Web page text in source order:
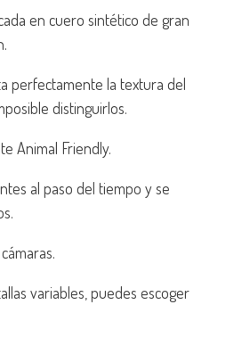
en cuero sintético de gran
perfectamente la textura del
distinguirlos.
Animal Friendly.
al paso del tiempo y se
variables, puedes escoger